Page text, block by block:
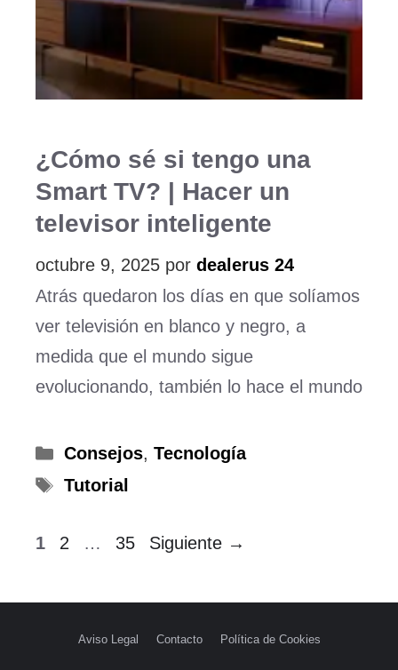
¿Cómo sé si tengo una
Smart TV? | Hacer un
televisor inteligente
octubre 9, 2025 por dealerus 24
Atrás quedaron los días en que solíamos
ver televisión en blanco y negro, a
medida que el mundo sigue
evolucionando, también lo hace el mundo
Categorías
Consejos, Tecnología
Etiquetas
Tutorial
Página
1 Página
2 … Página
35 Siguiente →
Aviso Legal Contacto Política de Cookies